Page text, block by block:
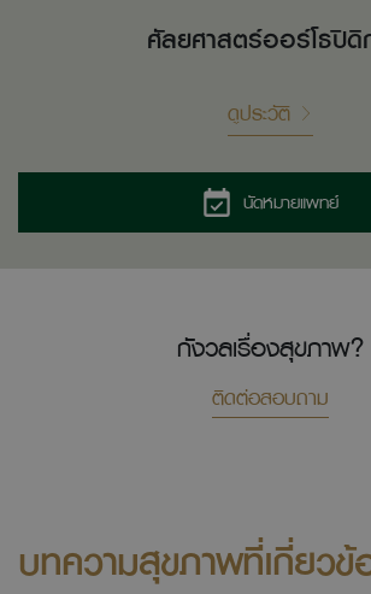
ศัลยศาสตร์ออร์โธปิ
ดูประวัติ
นัดหมายแพทย์
กังวลเรื่องสุขภาพ?
ติดต่อสอบถาม
บทความสุขภาพที่เกี่ยวข้